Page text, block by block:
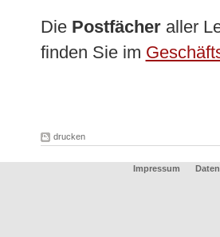
Die Postfächeraller
finden Sie im
drucken
Impressum